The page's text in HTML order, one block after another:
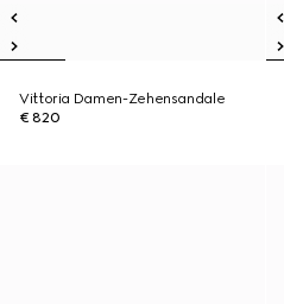
Vittoria Damen-Zehensandale
€ 820